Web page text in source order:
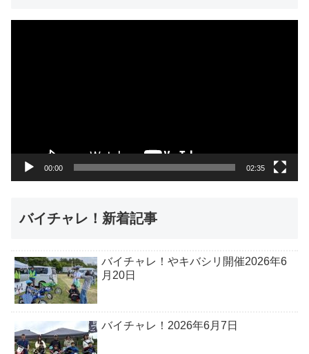
00:00 02:35
バイチャレ！新着記事
バイチャレ！やキバシリ開催2026年6
月20日
バイチャレ！2026年6月7日